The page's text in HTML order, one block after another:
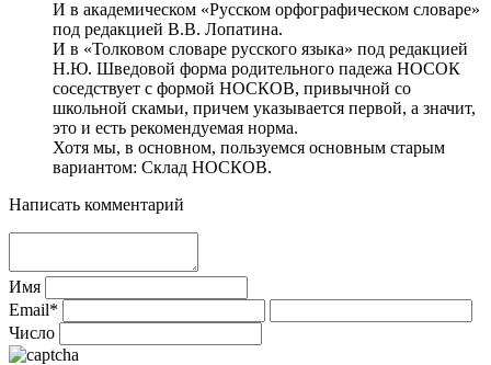
И в академическом «Русском орфографическом словаре»
под редакцией В.В. Лопатина.
И в «Толковом словаре русского языка» под редакцией
Н.Ю. Шведовой форма родительного падежа НОСОК
соседствует с формой НОСКОВ, привычной со
школьной скамьи, причем указывается первой, а значит,
это и есть рекомендуемая норма.
Хотя мы, в основном, пользуемся основным старым
вариантом: Склад НОСКОВ.
Написать комментарий
Имя
Email*
Число